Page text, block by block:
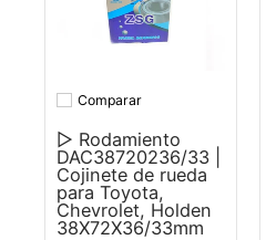
Añadir a comparar
Comparar
▷ Rodamiento
DAC38720236/33 |
Cojinete de rueda
para Toyota,
Chevrolet, Holden
38X72X36/33mm